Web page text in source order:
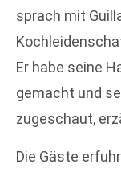
sprach mit
Er habe seine
gemacht und
zugeschaut,
Die Gäste